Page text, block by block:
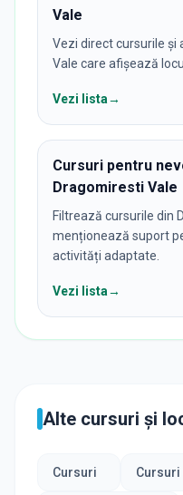
Vale
Vezi direct cursurile și
Vale care afișează
Vezi lista→
Cursuri pentru
Dragomiresti Vale
Filtrează cursurile din
menționează suport
activități adaptate.
Vezi lista→
Alte cursuri și
Cursuri Cursuri